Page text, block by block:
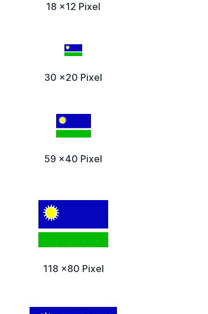
18 x12 Pixel
30 x20 Pixel
59 x40 Pixel
118 x80 Pixel